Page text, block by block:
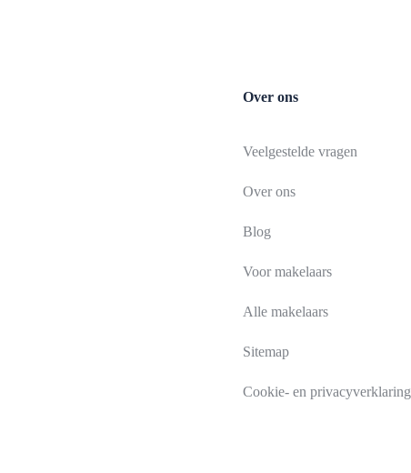
Over ons
Veelgestelde vragen
Over ons
Blog
Voor makelaars
Alle makelaars
Sitemap
Cookie- en privacyverklaring